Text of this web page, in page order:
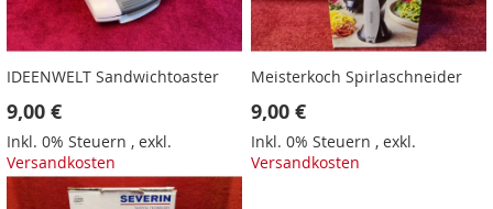
IDEENWELT Sandwichtoaster
9,00 €
Inkl. 0% Steuern , exkl.
Versandkosten
Meisterkoch Spirlaschneider
9,00 €
Inkl. 0% Steuern ,exkl.
Versandkosten